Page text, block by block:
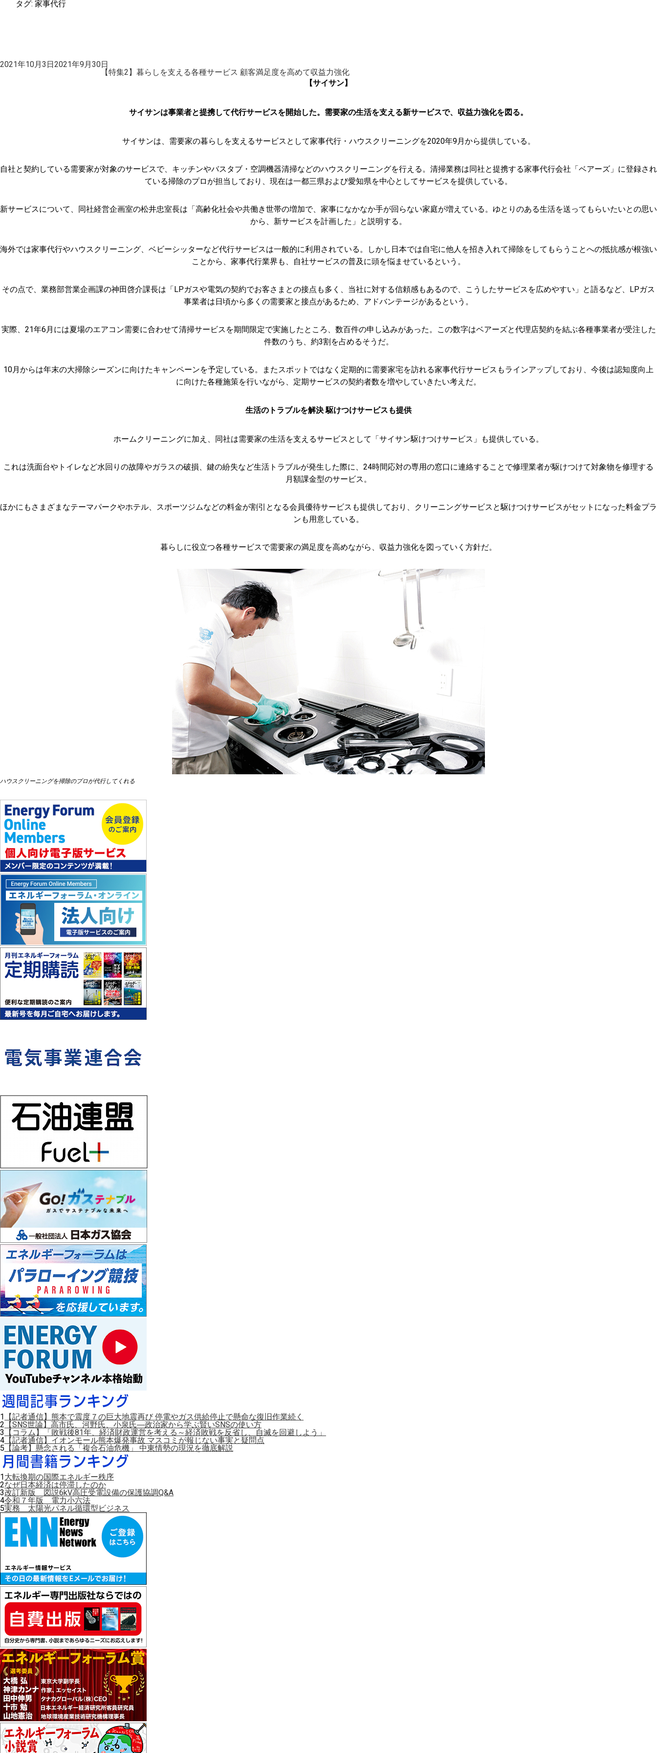
タグ: 家事代行
投
2021年10月3日2021年9月30日
【特集2】暮らしを支える各種サービス 顧客満足度を高めて収益力強化
【サイサン】
サイサンは事業者と提携して代行サービスを開始した。需要家の生活を支える新サービスで、収益力強化を図る。
サイサンは、需要家の暮らしを支えるサービスとして家事代行・ハウスクリーニングを2020年9月から提供している。
自社と契約している需要家が対象のサービスで、キッチンやバスタブ・空調機器清掃などのハウスクリーニングを行える。清掃業務は同社と提携する家事代行会社「ベアーズ」に登録され
ている掃除のプロが担当しており、現在は一都三県および愛知県を中心としてサービスを提供している。
新サービスについて、同社経営企画室の松井忠室長は「高齢化社会や共働き世帯の増加で、家事になかなか手が回らない家庭が増えている。ゆとりのある生活を送ってもらいたいとの思い
から、新サービスを計画した」と説明する。
海外では家事代行やハウスクリーニング、ベビーシッターなど代行サービスは一般的に利用されている。しかし日本では自宅に他人を招き入れて掃除をしてもらうことへの抵抗感が根強い
ことから、家事代行業界も、自社サービスの普及に頭を悩ませているという。
その点で、業務部営業企画課の神田啓介課長は「LPガスや電気の契約でお客さまとの接点も多く、当社に対する信頼感もあるので、こうしたサービスを広めやすい」と語るなど、LPガス
事業者は日頃から多くの需要家と接点があるため、アドバンテージがあるという。
実際、21年6月には夏場のエアコン需要に合わせて清掃サービスを期間限定で実施したところ、数百件の申し込みがあった。この数字はベアーズと代理店契約を結ぶ各種事業者が受注した
件数のうち、約3割を占めるそうだ。
10月からは年末の大掃除シーズンに向けたキャンペーンを予定している。またスポットではなく定期的に需要家宅を訪れる家事代行サービスもラインアップしており、今後は認知度向上
に向けた各種施策を行いながら、定期サービスの契約者数を増やしていきたい考えだ。
生活のトラブルを解決 駆けつけサービスも提供
ホームクリーニングに加え、同社は需要家の生活を支えるサービスとして「サイサン駆けつけサービス」も提供している。
これは洗面台やトイレなど水回りの故障やガラスの破損、鍵の紛失など生活トラブルが発生した際に、24時間応対の専用の窓口に連絡することで修理業者が駆けつけて対象物を修理する
月額課金型のサービス。
ほかにもさまざまなテーマパークやホテル、スポーツジムなどの料金が割引となる会員優待サービスも提供しており、クリーニングサービスと駆けつけサービスがセットになった料金プラ
ンも用意している。
暮らしに役立つ各種サービスで需要家の満足度を高めながら、収益力強化を図っていく方針だ。
ハウスクリーニングを掃除のプロが代行してくれる
1
【記者通信】熊本で震度７の巨大地震再び 停電やガス供給停止で懸命な復旧作業続く
2 【SNS世論】高市氏、河野氏、小泉氏―政治家から学ぶ賢いSNSの使い方
3
【コラム】「敗戦後81年、経済財政運営を考える～経済敗戦を反省し、自滅を回避しよう」
4 【記者通信】イオンモール熊本爆発事故 マスコミが報じない事実と疑問点
5 【論考】懸念される「複合石油危機」 中東情勢の現況を徹底解説
1大転換期の国際エネルギー秩序
2なぜ日本経済は停滞したのか
3改訂新版 図説6kV高圧受電設備の保護協調Q&A
4令和７年版 電力小六法
5実務 太陽光パネル循環型ビジネス